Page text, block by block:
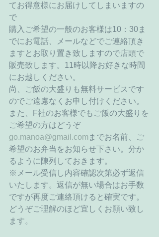
てお得意様にお届けしてしまいますの
で
購入ご希望の一般のお客様は10：30ま
でにお電話、メールなどでご連絡頂き
ますとお取り置き致しますので店頭で
販売致します。11時以降お好きな時間
にお越しください。
尚、ご飯の大盛りも無料サービスです
のでご遠慮なくお申し付けください。
また、F社のお客様でもご飯の大盛りを
ご希望の方はどうぞ
go.manoa@gmail.com までお名前、ご
希望のお弁当をお知らせ下さい。分か
るように陳列しておきます。
※メール受信し内容確認次第必ず返信
いたします。返信が無い場合はお手数
ですが再度ご連絡頂けると確実です。
どうぞご理解のほど宜しくお願い致し
ます。